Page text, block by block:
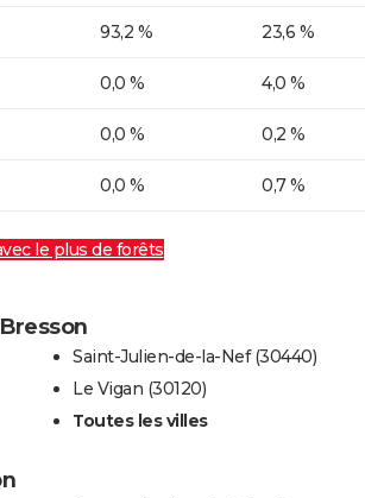
93,2 % 23,6 %
0,0 % 4,0 %
0,0 % 0,2 %
0,0 % 0,7 %
le plus de forêts
Saint-Julien-de-la-Nef (30440)
Le Vigan (30120)
Toutes les villes